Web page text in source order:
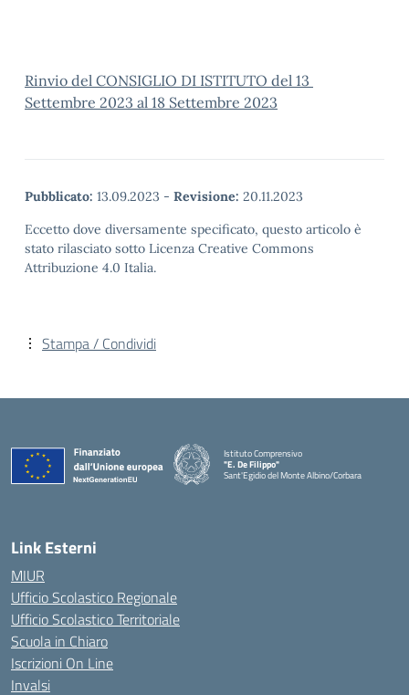
Rinvio del CONSIGLIO DI ISTITUTO del 13
Settembre 2023 al 18 Settembre 2023
Pubblicato: 13.09.2023 - Revisione: 20.11.2023
Eccetto dove diversamente specificato, questo articolo è
stato rilasciato sotto Licenza Creative Commons
Attribuzione 4.0 Italia.
Stampa / Condividi
Istituto Comprensivo
"E. De Filippo"
Sant'Egidio del Monte Albino/Corbara
Link Esterni
MIUR
Ufficio Scolastico Regionale
Ufficio Scolastico Territoriale
Scuola in Chiaro
Iscrizioni On Line
Invalsi